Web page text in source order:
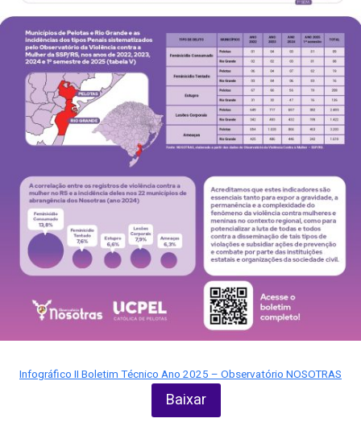
Infográfico II Boletim Técnico Ano 2025 – Observatório NOSOTRAS
Baixar